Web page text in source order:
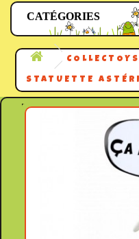
CATÉGORIES
STATUETTE